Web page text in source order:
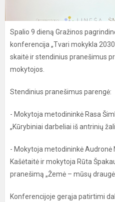
Spalio 9 dieną Gražinos
konferencija „Tvari mokykla
skaitė ir stendinius pranešimus
mokytojos.
Stendinius pranešimus parengė:
- Mokytoja metodininkė Rasa
„Kūrybiniai darbeliai iš antrinių
- Mokytoja metodininkė Audronė
Kašėtaitė ir mokytoja Rūta
pranešimą „Žemė – mūsų
Konferencijoje gerąja patirtimi